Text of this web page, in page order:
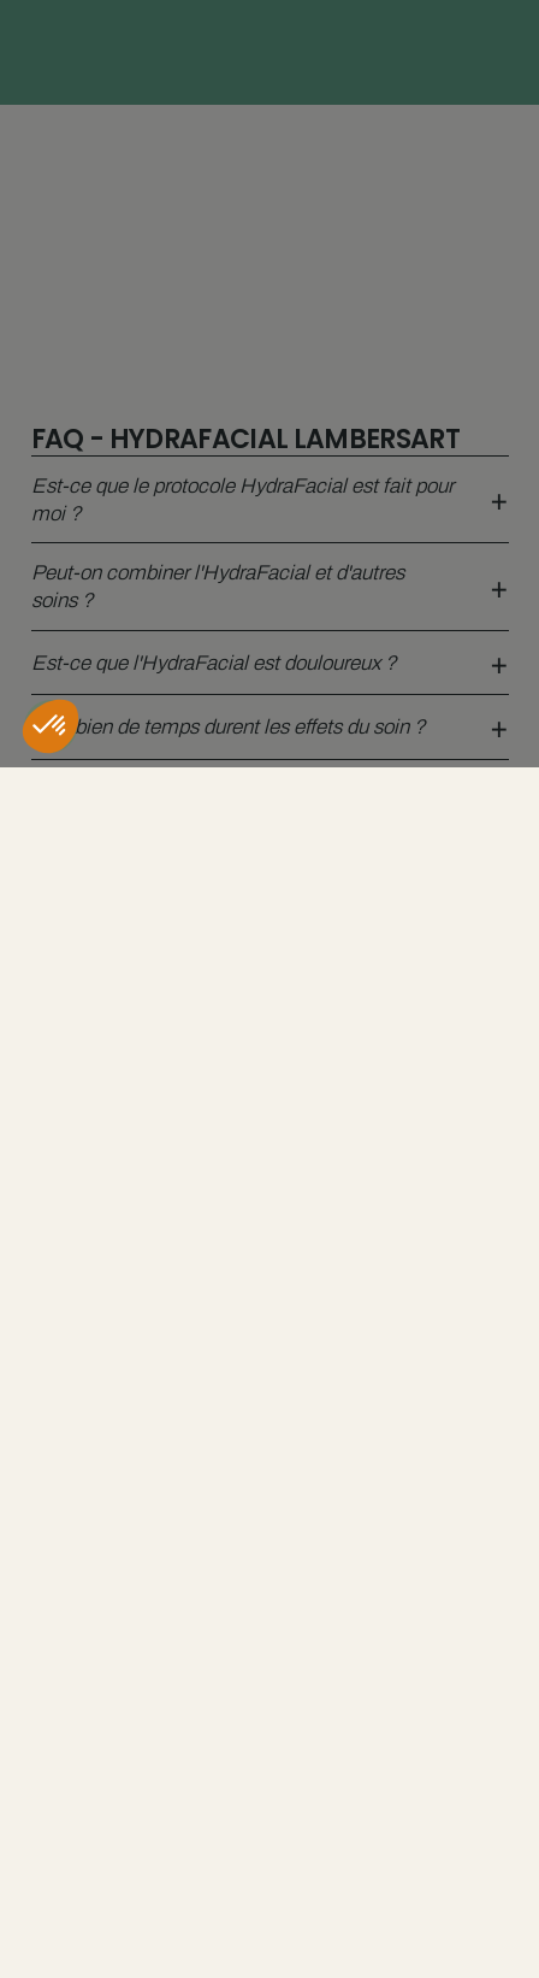
FAQ - HYDRAFACIAL LAMBERSART
Est-ce que le protocole HydraFacial est fait pour
moi ?
Peut-on combiner l'HydraFacial et d'autres
soins ?
Est-ce que l'HydraFacial est douloureux ?
Combien de temps durent les effets du soin ?